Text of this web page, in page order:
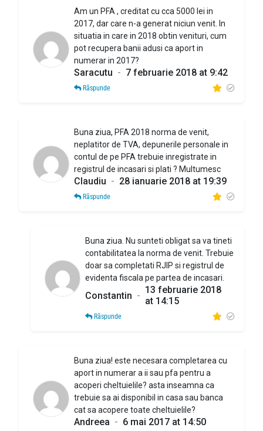
Am un PFA , creditat cu cca 5000 lei in
2017, dar care n-a generat niciun venit. In
situatia in care in 2018 obtin venituri, cum
pot recupera banii adusi ca aport in
numerar in 2017?
Saracutu - 7 februarie 2018 at 9:42
Răspunde
Buna ziua, PFA 2018 norma de venit,
neplatitor de TVA, depunerile personale in
contul de pe PFA trebuie inregistrate in
registrul de incasari si plati ? Multumesc
Claudiu - 28 ianuarie 2018 at 19:39
Răspunde
Buna ziua. Nu sunteti obligat sa va tineti
contabilitatea la norma de venit. Trebuie
doar sa completati RJIP si registrul de
evidenta fiscala pe partea de incasari.
Constantin - 13 februarie 2018
at 14:15
Răspunde
Buna ziua! este necesara completarea cu
aport in numerar a ii sau pfa pentru a
acoperi cheltuielile? asta inseamna ca
trebuie sa ai disponibil in casa sau banca
cat sa acopere toate cheltuielile?
Andreea - 6 mai 2017 at 14:50